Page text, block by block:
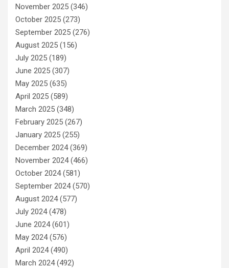
November 2025 (346)
October 2025 (273)
September 2025 (276)
August 2025 (156)
July 2025 (189)
June 2025 (307)
May 2025 (635)
April 2025 (589)
March 2025 (348)
February 2025 (267)
January 2025 (255)
December 2024(369)
November 2024(466)
October 2024(581)
September 2024(570)
August 2024(577)
July 2024(478)
June 2024(601)
May 2024(576)
April 2024(490)
March 2024(492)